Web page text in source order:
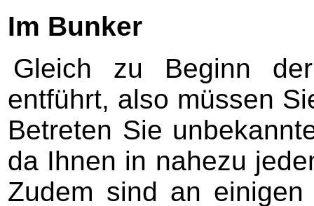
Im Bunker
Gleich zu Beginn
entführt, also müssen
Betreten Sie
da Ihnen in nahezu
Zudem sind an einigen